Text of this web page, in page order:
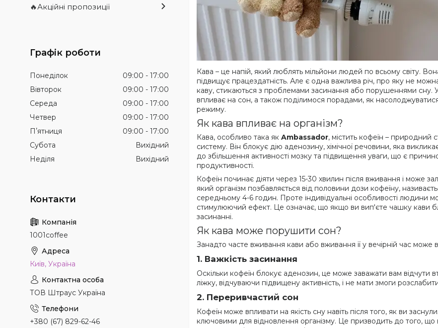
Кава – це напій, який люблять мільйони людей по всьому світу.
підвищує працездатність. Але є одна важлива річ, про яку не
каву, стикаються з проблемами засинання або порушеннями сну. У
впливає на сон, а також поділимося порадами, як
режиму.
Як кава впливає на організм?
Кава, особливо така як Ambassador, містить кофеїн – природний
систему. Він блокує дію аденозину, хімічної речовини, яка
до збільшення активності мозку та підвищення уваги, що є
продуктивності.
Кофеїн починає діяти через 15-30 хвилин після вживання і може
який організм позбавляється від половини дози кофеїну,
середньому 4-6 годин. Проте індивідуальні особливості людини
стимулюючий ефект. Це означає, що якщо ви вип'єте чашку кави
засинанні.
Як кава може порушити сон?
Занадто часте вживання кави або вживання її у вечірній час може
1. Важкість засинання
Оскільки кофеїн блокує аденозин, це може заважати вам відчути
ліжку, відчуваючи підвищену активність, і не мати змоги
2. Переривчастий сон
Кофеїн може впливати на якість сну навіть після того, як ви
ключовими для відновлення організму. Це призводить до того, що
🔥Акційні пропозиції
Графік роботи
Понеділок 09:00
17:00
Вівторок
09:00
17:00
Середа
09:00
17:00
Четвер
09:00
17:00
Пʼятниця
09:00
17:00
Субота
Вихідний
Неділя
Вихідний
1001coffee
Київ, Україна
ТОВ Штраус Україна
+380 (67) 829-62-46